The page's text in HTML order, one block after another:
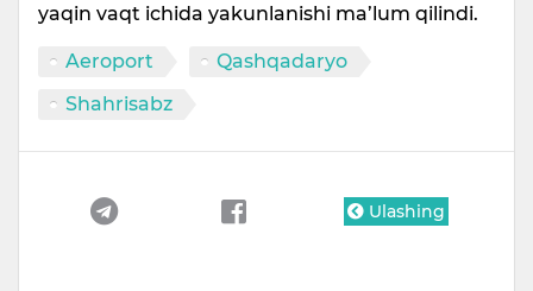
yaqin vaqt ichida yakunlanishi ma’lum qilindi.
Aeroport
Qashqadaryo
Shahrisabz
Ulashing